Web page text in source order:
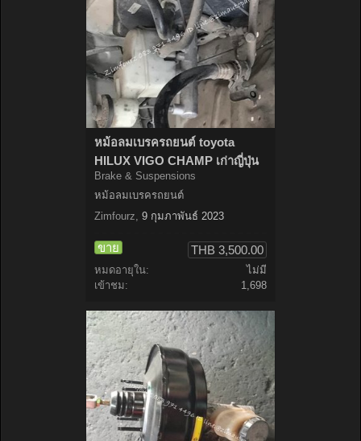
หม้อลมเบรครถยนต์ toyota
HILUX VIGO CHAMP เก่าญี่ปุ่น
Brake & Suspensions
หม้อลมเบรครถยนต์
Zimfourz, 9 กุมภาพันธ์ 2023
ขาย THB 3,500.00
หมดอายุใน:
ไม่มี
เข้าชม:
1,698